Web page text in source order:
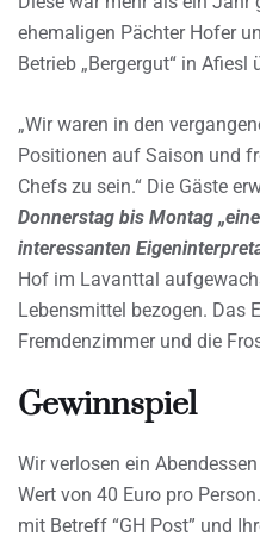
ehemaligen Pächter Hofer
Betrieb „Bergergut“ in Afiesl
„Wir waren in den
Positionen auf Saison und
Chefs zu sein.“ Die Gäste
Donnerstag bis Montag
interessanten
Hof im Lavanttal
Lebensmittel bezogen. Das
Fremdenzimmer und die
Gewinnspiel
Wir verlosen ein
Wert von 40 Euro pro
mit Betreff “GH Post” und